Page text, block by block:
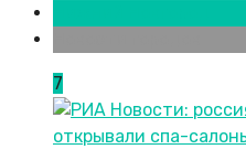
7